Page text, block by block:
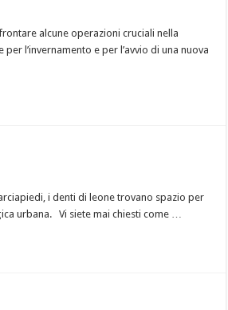
alcune operazioni cruciali nella
l’invernamento e per l’avvio di una nuova
i denti di leone trovano spazio per
urbana. Vi siete mai chiesti come …